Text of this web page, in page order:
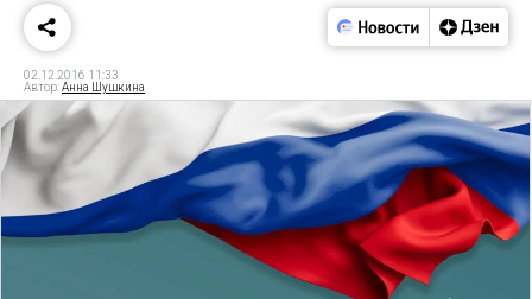
02.12.2016 11:33
Автор:Анна Шушкина